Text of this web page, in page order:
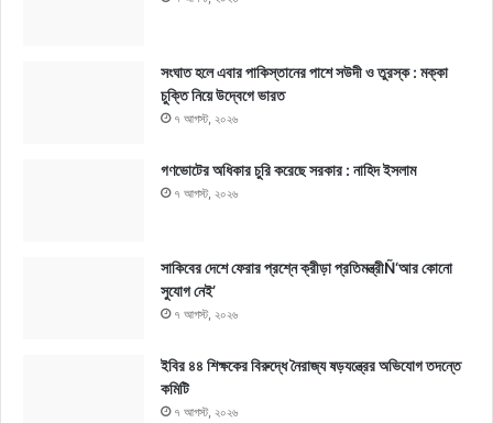
সংঘাত হলে এবার পাকিস্তানের পাশে সউদী ও তুরস্ক : মক্কা
চুক্তি নিয়ে উদ্বেগে ভারত
৭ আগস্ট, ২০২৬
গণভোটের অধিকার চুরি করেছে সরকার : নাহিদ ইসলাম
৭ আগস্ট, ২০২৬
সাকিবের দেশে ফেরার প্রশ্নে ক্রীড়া প্রতিমন্ত্রীÑ‘আর কোনো
সুযোগ নেই’
৭ আগস্ট, ২০২৬
ইবির ৪৪ শিক্ষকের বিরুদ্ধে নৈরাজ্য ষড়যন্ত্রের অভিযোগ তদন্তে
কমিটি
৭ আগস্ট, ২০২৬